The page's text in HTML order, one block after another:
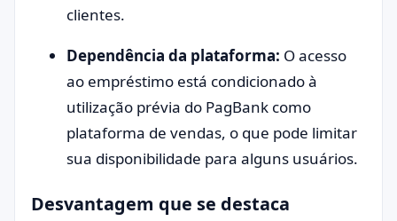
clientes.
Dependência da plataforma: O acesso
ao empréstimo está condicionado à
utilização prévia do PagBank como
plataforma de vendas, o que pode limitar
sua disponibilidade para alguns usuários.
Desvantagem que se destaca